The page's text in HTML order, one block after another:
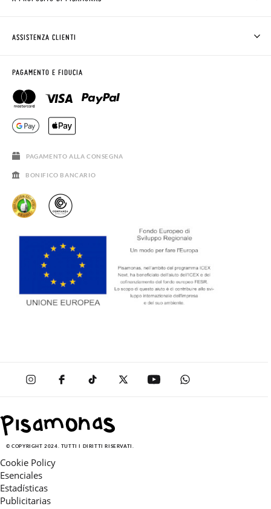
CLUB PISAMONAS
BLOG & NEWS
AVVISO LEGALE, PRIVACY E COOKIES
GUIDA ALLE TAGLIE
ASSISTENZA CLIENTI
RICHIEDERE RESO
CONTATTO
ORARIO PISAMONAS
DOMANDE FREQUENTI
PAGAMENTO E FIDUCIA
PAGAMENTO ALLA CONSEGNA
BONIFICO BANCARIO
© COPYRIGHT 2024. TUTTI I DIRITTI RISERVATI.
Cookie Policy
Esenciales
Estadísticas
Publicitarias